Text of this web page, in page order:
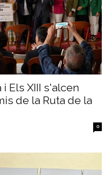
Els XIII s'alcen
de la Ruta de la
0